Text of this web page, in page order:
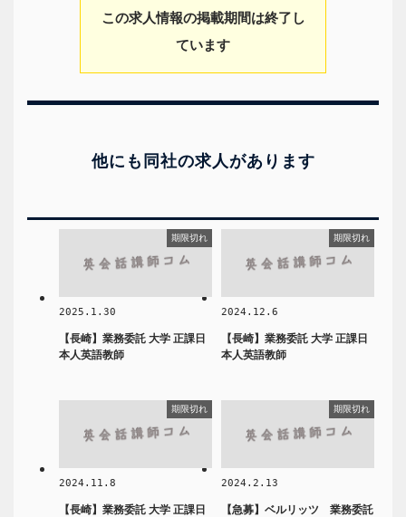
この求人情報の掲載期間は終了し
ています
他にも同社の求人があります
期限切れ
2025.1.30
【長崎】業務委託 大学 正課日
本人英語教師
期限切れ
2024.12.6
【長崎】業務委託 大学 正課日
本人英語教師
期限切れ
2024.11.8
【長崎】業務委託 大学 正課日
期限切れ
2024.2.13
【急募】ベルリッツ 業務委託